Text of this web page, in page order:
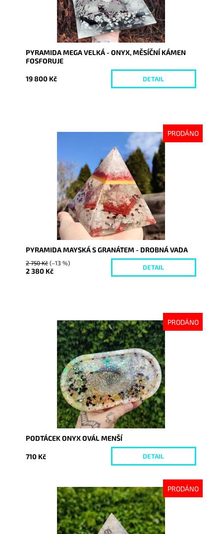
PYRAMIDA MEGA VELKÁ - ONYX, MĚSÍČNÍ KÁMEN
FOSFORUJE
19 800 Kč DETAIL
PRODÁNO
6077
PYRAMIDA MAYSKÁ S GRANÁTEM - DROBNÁ VADA
2 750 Kč(–13 %)
2 380 Kč DETAIL
PRODÁNO
Dostupnost:
Vyprodáno
9042
PODTÁCEK ONYX OVÁL MENŠÍ
710 Kč DETAIL
PRODÁNO
Dostupnost:
Vyprodáno
8719